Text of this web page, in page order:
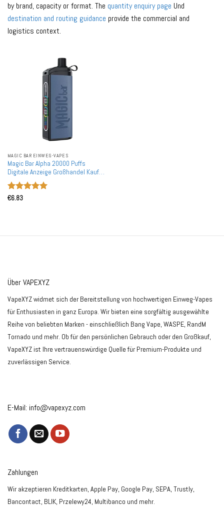
by brand, capacity or format. The quantity enquiry page Und
destination and routing guidance provide the commercial and
logistics context.
MAGIC BAR EINWEG-VAPES
Magic Bar Alpha 20000 Puffs
Digitale Anzeige Großhandel Kauf
Aufladbare Einweg-Vapes
Bewertet
€6.83
Über VAPEXYZ
VapeXYZ widmet sich der Bereitstellung von hochwertigen Einweg-Vapes
für Enthusiasten in ganz Europa. Wir bieten eine sorgfältig ausgewählte
Reihe von beliebten Marken - einschließlich Bang Vape, WASPE, RandM
Tornado und mehr. Ob für den persönlichen Gebrauch oder den Großkauf,
VapeXYZ ist Ihre vertrauenswürdige Quelle für Premium-Produkte und
zuverlässigen Service.
E-Mail: info@vapexyz.com
Zahlungen
Wir akzeptieren Kreditkarten, Apple Pay, Google Pay, SEPA, Trustly,
Bancontact, BLIK, Przelewy24, Multibanco und mehr.